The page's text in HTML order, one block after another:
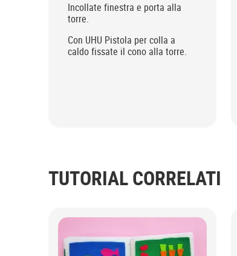
Incollate finestra e porta alla
torre.
Con UHU Pistola per colla a
caldo fissate il cono alla torre.
TUTORIAL CORRELATI